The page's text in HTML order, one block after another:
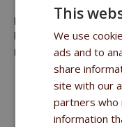
protéine brute 30 %,
brute 3 %, cendres
0,9 %. .
This
We use
ads and to
share
site with our
partners who
information